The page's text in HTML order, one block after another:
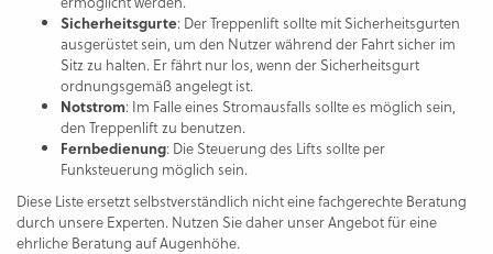
Sicherheitsgurte: Der Treppenlift sollte mit Sicherheitsgurten
ausgerüstet sein, um den Nutzer während der Fahrt sicher im
Sitz zu halten. Er fährt nur los, wenn der Sicherheitsgurt
ordnungsgemäß angelegt ist.
Notstrom: Im Falle eines Stromausfalls sollte es möglich sein,
den Treppenlift zu benutzen.
Fernbedienung: Die Steuerung des Lifts sollte per
Funksteuerung möglich sein.
Diese Liste ersetzt selbstverständlich nicht eine fachgerechte Beratung
durch unsere Experten. Nutzen Sie daher unser Angebot für eine
ehrliche Beratung auf Augenhöhe.